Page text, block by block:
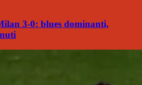
3-0: blues dominanti,